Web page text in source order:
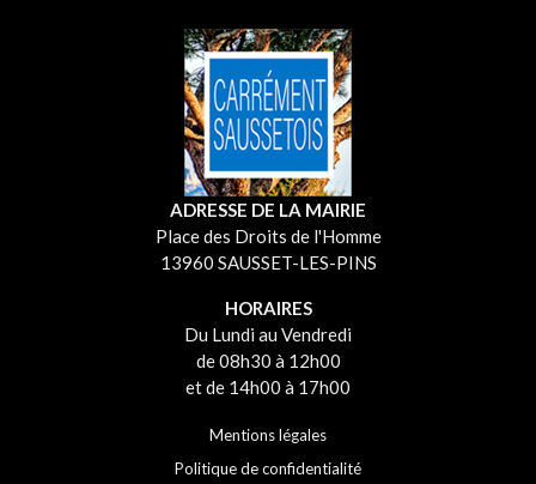
ADRESSE DE LA MAIRIE
Place des Droits de l'Homme
13960 SAUSSET-LES-PINS
HORAIRES
Du Lundi au Vendredi
de 08h30 à 12h00
et de 14h00 à 17h00
Mentions légales
Politique de confidentialité